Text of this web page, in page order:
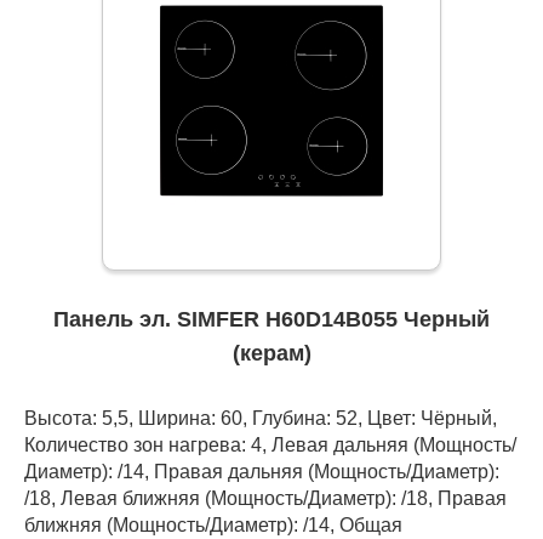
Панель эл. SIMFER H60D14B055 Черный
(керам)
Высота: 5,5, Ширина: 60, Глубина: 52, Цвет: Чёрный,
Количество зон нагрева: 4, Левая дальняя (Мощность/
Диаметр): /14, Правая дальняя (Мощность/Диаметр):
/18, Левая ближняя (Мощность/Диаметр): /18, Правая
ближняя (Мощность/Диаметр): /14, Общая